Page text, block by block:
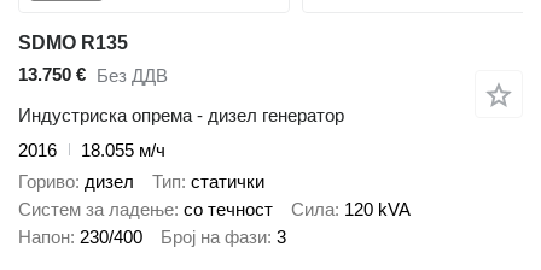
SDMO R135
13.750 € Без ДДВ
Индустриска опрема - дизел генератор
2016
18.055 м/ч
Гориво дизел Тип статички
Систем за ладење со течност Сила 120 kVA
Напон 230/400 Број на фази 3